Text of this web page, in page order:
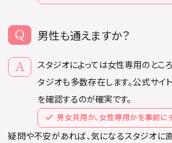
男性も通えますか？
スタジオによっては女性専用のとこ
タジオも多数存在します。公式サ
を確認するのが確実です。
男女共用か、女性専用かを事前にチ
疑問や不安があれば、気になるスタジオに